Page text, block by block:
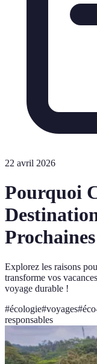
22 avril 2026
Pourquoi
Explorez les raisons
transforme vos
voyage durable !
#écologie#voyages#
responsables